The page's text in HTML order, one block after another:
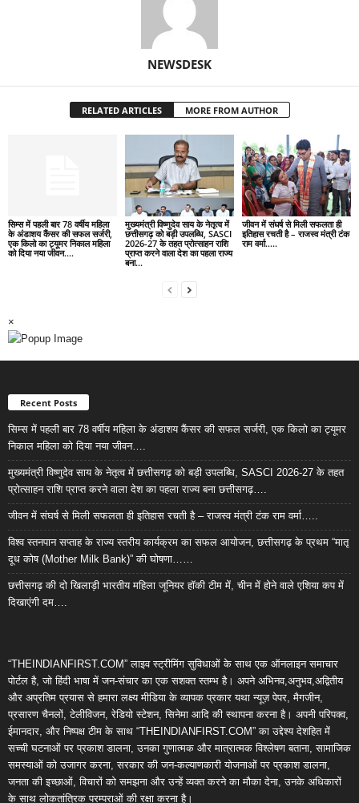
NEWSDESK
RELATED ARTICLES MORE FROM AUTHOR
सिम्स में पहली बार 78 वर्षीय महिला
के अंडाशय कैंसर की सफल सर्जरी,
एक किलो का ट्यूमर निकाल महिला
को दिया नया जीवन….
मुख्यमंत्री विष्णुदेव साय के नेतृत्व में
छत्तीसगढ़ को बड़ी उपलब्धि, SASCI
2026-27 के तहत प्रोत्साहन राशि
प्राप्त करने वाला देश का पहला राज्य
बना...
जीवन में संघर्ष से मिली सफलता ही
इतिहास रचती है – राजस्व मंत्री टंक
राम वर्मा…..
×
Recent Posts
सिम्स में पहली बार 78 वर्षीय महिला के अंडाशय कैंसर की सफल सर्जरी, एक किलो का ट्यूमर
निकाल महिला को दिया नया जीवन….
मुख्यमंत्री विष्णुदेव साय के नेतृत्व में छत्तीसगढ़ को बड़ी उपलब्धि, SASCI 2026-27 के तहत
प्रोत्साहन राशि प्राप्त करने वाला देश का पहला राज्य बना छत्तीसगढ़….
जीवन में संघर्ष से मिली सफलता ही इतिहास रचती है – राजस्व मंत्री टंक राम वर्मा…..
विश्व स्तनपान सप्ताह के राज्य स्तरीय कार्यक्रम का सफल आयोजन, छत्तीसगढ़ के प्रथम “मातृ
दूध कोष (Mother Milk Bank)” की घोषणा……
छत्तीसगढ़ की दो खिलाड़ी भारतीय महिला जूनियर हॉकी टीम में, चीन में होने वाले एशिया कप में
दिखाएंगी दम….
“THEINDIANFIRST.COM” लाइव स्ट्रीमिंग सुविधाओं के साथ एक ऑनलाइन समाचार
पोर्टल है, जो हिंदी भाषा में जन-संचार का एक सशक्त स्तम्भ है। अपने अभिनव,अनुभव,अद्वितीय
और अप्रतिम प्रयास से हमारा लक्ष्य मीडिया के व्यापक प्रकार यथा न्यूज़ पेपर, मैगजीन,
प्रसारण चैनलों, टेलीविजन, रेडियो स्टेशन, सिनेमा आदि की स्थापना करना है। अपनी परिपक्व,
ईमानदार, और निष्पक्ष टीम के साथ “THEINDIANFIRST.COM” का उद्देश्य देशहित में
सच्ची घटनाओं पर प्रकाश डालना, उनका गुणात्मक और मात्रात्मक विश्लेषण बताना, सामाजिक
समस्याओं को उजागर करना, सरकार की जन-कल्याणकारी योजनाओं पर प्रकाश डालना,
जनता की इच्छाओं, विचारों को समझना और उन्हें व्यक्त करने का मौका देना, उनके अधिकारों
के साथ लोकतांत्रिक परम्पराओं की रक्षा करना है।